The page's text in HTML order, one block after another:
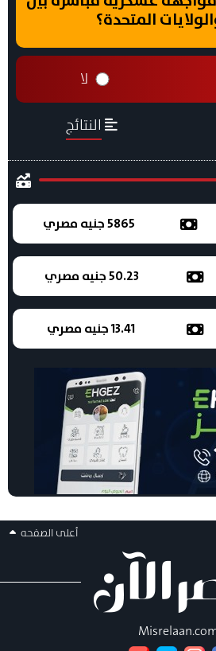
المتحدة؟
لا
النتائج
5865 جنيه مصري
50.23 جنيه مصري
13.41 جنيه مصري
أعلى الصفحه